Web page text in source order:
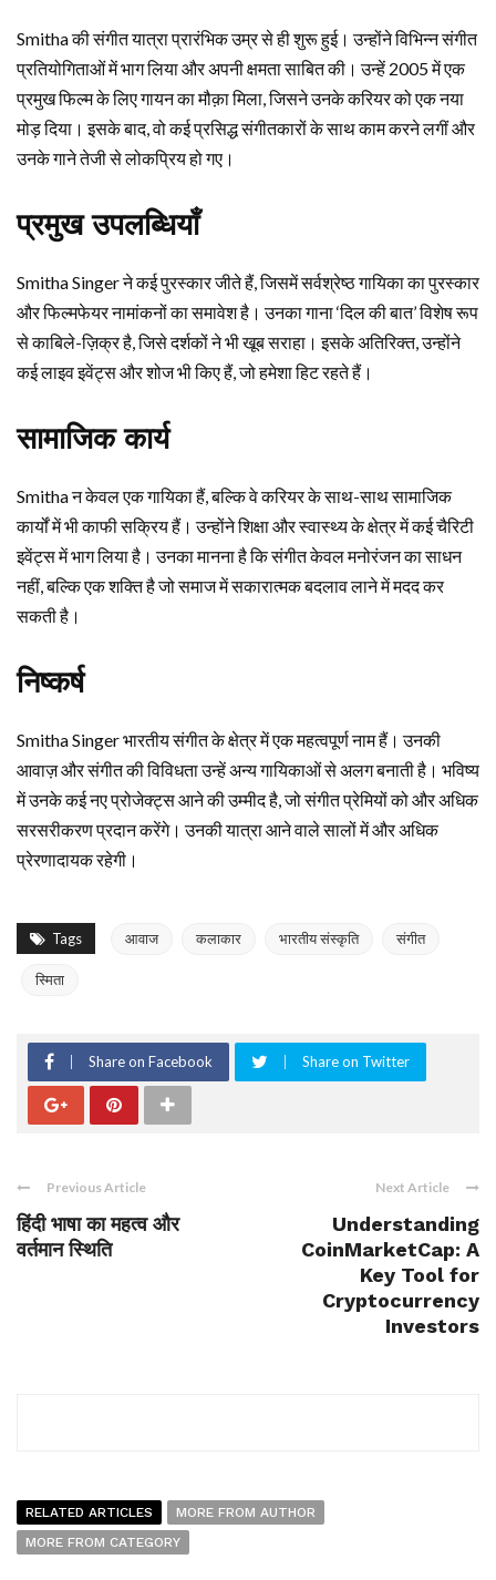
Smitha की संगीत यात्रा प्रारंभिक उम्र से ही शुरू हुई। उन्होंने विभिन्न संगीत
प्रतियोगिताओं में भाग लिया और अपनी क्षमता साबित की। उन्हें 2005 में एक
प्रमुख फिल्म के लिए गायन का मौक़ा मिला, जिसने उनके करियर को एक नया
मोड़ दिया। इसके बाद, वो कई प्रसिद्ध संगीतकारों के साथ काम करने लगीं और
उनके गाने तेजी से लोकप्रिय हो गए।
प्रमुख उपलब्धियाँ
Smitha Singer ने कई पुरस्कार जीते हैं, जिसमें सर्वश्रेष्ठ गायिका का पुरस्कार
और फिल्मफेयर नामांकनों का समावेश है। उनका गाना ‘दिल की बात’ विशेष रूप
से काबिले-ज़िक्र है, जिसे दर्शकों ने भी खूब सराहा। इसके अतिरिक्त, उन्होंने
कई लाइव इवेंट्स और शोज भी किए हैं, जो हमेशा हिट रहते हैं।
सामाजिक कार्य
Smitha न केवल एक गायिका हैं, बल्कि वे करियर के साथ-साथ सामाजिक
कार्यों में भी काफी सक्रिय हैं। उन्होंने शिक्षा और स्वास्थ्य के क्षेत्र में कई चैरिटी
इवेंट्स में भाग लिया है। उनका मानना है कि संगीत केवल मनोरंजन का साधन
नहीं, बल्कि एक शक्ति है जो समाज में सकारात्मक बदलाव लाने में मदद कर
सकती है।
निष्कर्ष
Smitha Singer भारतीय संगीत के क्षेत्र में एक महत्वपूर्ण नाम हैं। उनकी
आवाज़ और संगीत की विविधता उन्हें अन्य गायिकाओं से अलग बनाती है। भविष्य
में उनके कई नए प्रोजेक्ट्स आने की उम्मीद है, जो संगीत प्रेमियों को और अधिक
सरसरीकरण प्रदान करेंगे। उनकी यात्रा आने वाले सालों में और अधिक
प्रेरणादायक रहेगी।
Tags आवाज कलाकार भारतीय संस्कृति संगीत
स्मिता
Share on Facebook Share on Twitter
Previous Article
हिंदी भाषा का महत्व और
वर्तमान स्थिति
Next Article
Understanding
CoinMarketCap: A
Key Tool for
Cryptocurrency
Investors
RELATED ARTICLES
MORE FROM AUTHOR
MORE FROM CATEGORY